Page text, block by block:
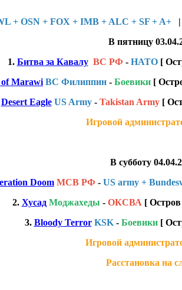
+ OSN + FOX + IMB + ALC + SF + A+ |
В пятницу
1. Битва за Кавалу ВС РФ - НАТО[
Marawi ВС Филиппин - Боевики [
Desert Eagle US Army- Takistan Army[
Игровой
В субботу
Doom МСВ РФ - US army +
2. Хусад Моджахеды - ОКСВА [
3. Bloody Terror KSK- Боевики[
Игровой
Расстановка на